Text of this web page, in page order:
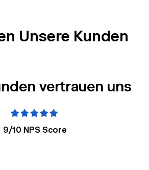
Unsere Kunden
vertrauen uns
9/10 NPS Score